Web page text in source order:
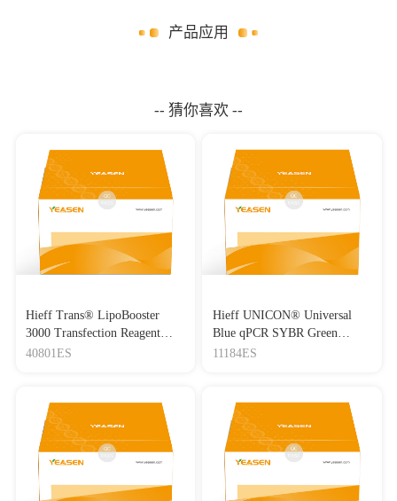
产品应用
-- 猜你喜欢 --
Hieff Trans® LipoBooster
3000 Transfection Reagent
Lipo3000转染试剂
40801ES
Hieff UNICON® Universal
Blue qPCR SYBR Green
Master Mix
11184ES